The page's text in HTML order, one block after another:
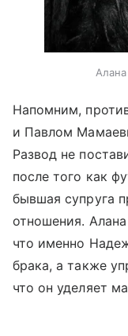
Напомним,
и Павлом
Развод не
после того как
бывшая супруга
отношения.
что именно
брака, а также
что он уделяет